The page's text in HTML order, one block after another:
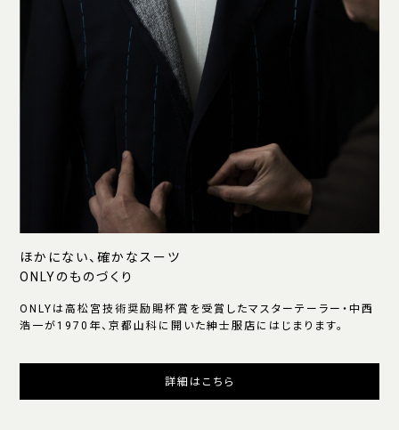
ほかにない、確かなスーツ
ONLYのものづくり
ONLYは高松宮技術奨励賜杯賞を受賞したマスターテーラー・中西
浩一が1970年、京都山科に開いた紳士服店にはじまります。
詳細はこちら